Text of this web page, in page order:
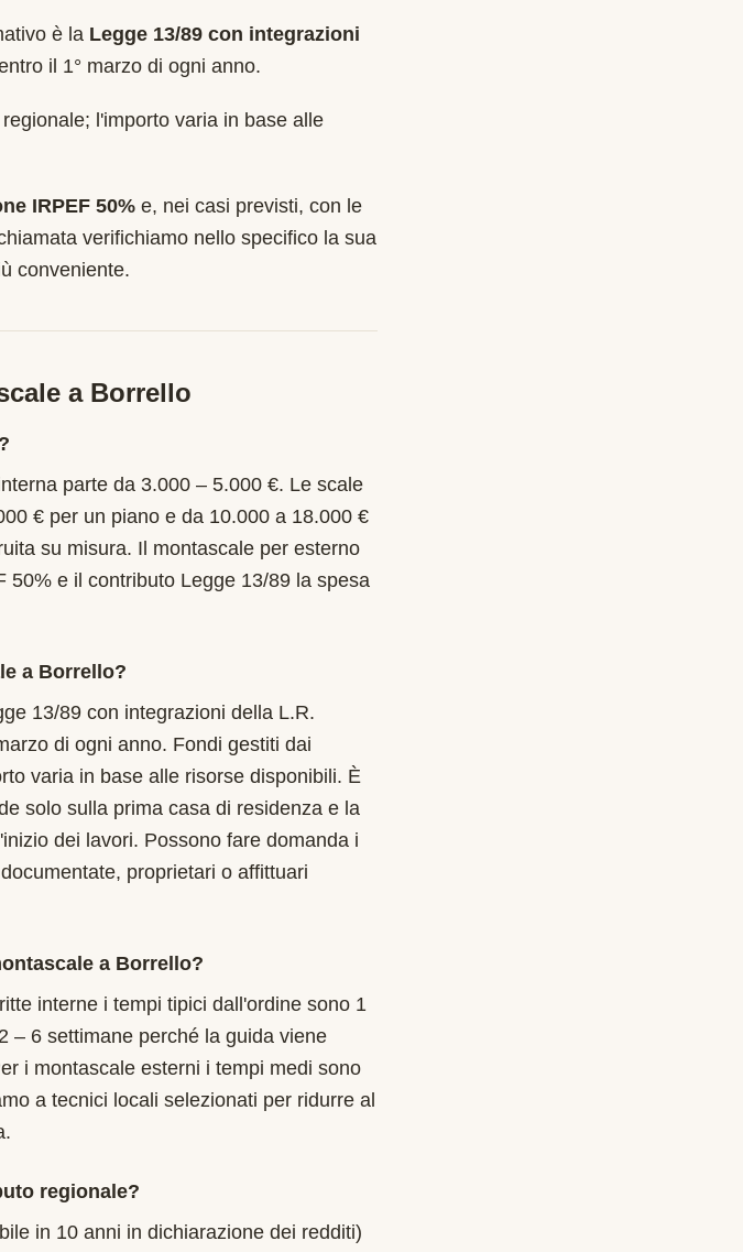
è la Legge 13/89 con integrazioni
il 1° marzo di ogni anno.
l'importo varia in base alle
IRPEF 50% e, nei casi previsti, con le
verifichiamo nello specifico la sua
conveniente.
a Borrello
parte da 3.000 – 5.000 €. Le scale
€ per un piano e da 10.000 a 18.000 €
su misura. Il montascale per esterno
50% e il contributo Legge 13/89 la spesa
a Borrello?
13/89 con integrazioni della L.R.
di ogni anno. Fondi gestiti dai
varia in base alle risorse disponibili. È
solo sulla prima casa di residenza e la
dei lavori. Possono fare domanda i
proprietari o affittuari
a Borrello?
interne i tempi tipici dall'ordine sono 1
– 6 settimane perché la guida viene
i montascale esterni i tempi medi sono
a tecnici locali selezionati per ridurre al
regionale?
in 10 anni in dichiarazione dei redditi)